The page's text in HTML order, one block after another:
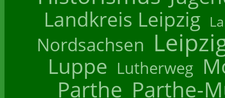
Landkreis Leipzig
Nordsachsen
Luppe Lutherweg
Parthe Parthe-